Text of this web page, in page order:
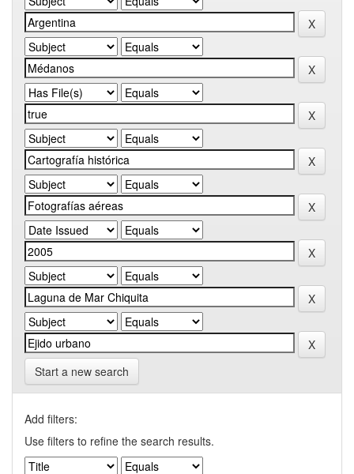
Start a new search
Add filters:
Use filters to refine the search results.